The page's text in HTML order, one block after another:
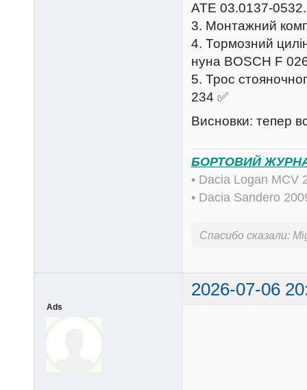
ATE 03.0137-
3. Монтажний
4. Тормозний
нуна BOSCH F
5. Трос
234 ✅
Висновки: тепер
БОРТОВИЙ
• Dacia Logan
• Dacia Sandero
Спасибо сказали:
2026-07-06
Ads